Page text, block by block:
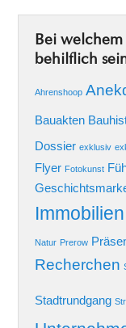
Bei
behilflich
Ahrenshoop
Bauakten
Dossier exklusiv
Flyer Fotokunst
Immobilien
Natur Prerow
Recherchen
Stadtrundgang